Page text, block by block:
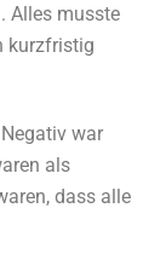
Alles musste
kurzfristig
war
als
dass alle